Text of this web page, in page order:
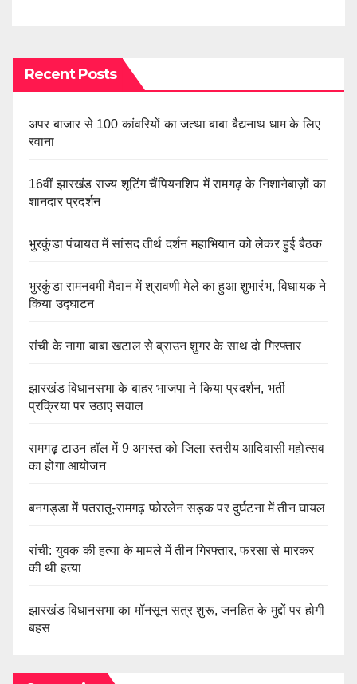
Recent Posts
अपर बाजार से 100 कांवरियों का जत्था बाबा बैद्यनाथ धाम के लिए
रवाना
16वीं झारखंड राज्य शूटिंग चैंपियनशिप में रामगढ़ के निशानेबाज़ों का
शानदार प्रदर्शन
भुरकुंडा पंचायत में सांसद तीर्थ दर्शन महाभियान को लेकर हुई बैठक
भुरकुंडा रामनवमी मैदान में श्रावणी मेले का हुआ शुभारंभ, विधायक ने
किया उद्घाटन
रांची के नागा बाबा खटाल से ब्राउन शुगर के साथ दो गिरफ्तार
झारखंड विधानसभा के बाहर भाजपा ने किया प्रदर्शन, भर्ती
प्रक्रिया पर उठाए सवाल
रामगढ़ टाउन हॉल में 9 अगस्त को जिला स्तरीय आदिवासी महोत्सव
का होगा आयोजन
बनगड्डा में पतरातू-रामगढ़ फोरलेन सड़क पर दुर्घटना में तीन घायल
रांची: युवक की हत्या के मामले में तीन गिरफ्तार, फरसा से मारकर
की थी हत्या
झारखंड विधानसभा का मॉनसून सत्र शुरू, जनहित के मुद्दों पर होगी
बहस